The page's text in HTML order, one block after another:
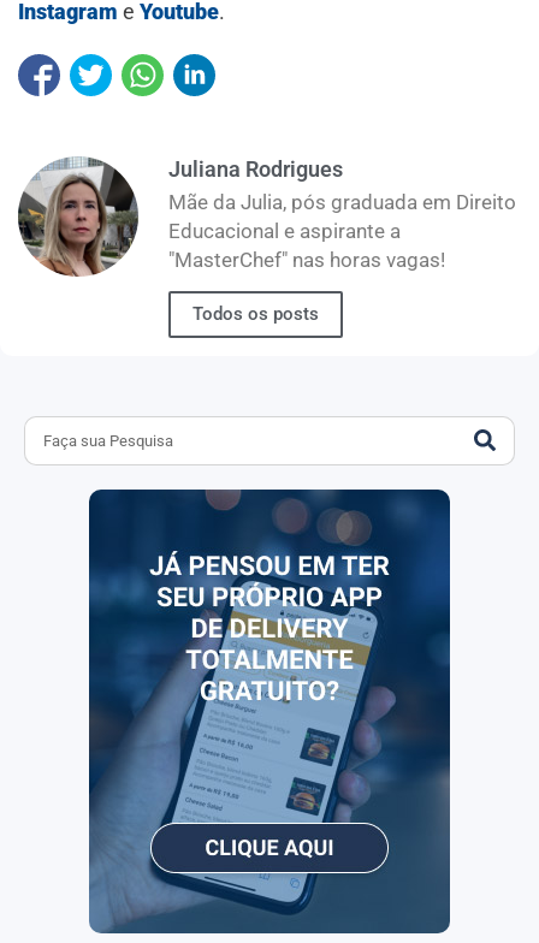
Instagram e Youtube.
Juliana Rodrigues
Mãe da Julia, pós graduada em Direito
Educacional e aspirante a
"MasterChef" nas horas vagas!
Todos os posts